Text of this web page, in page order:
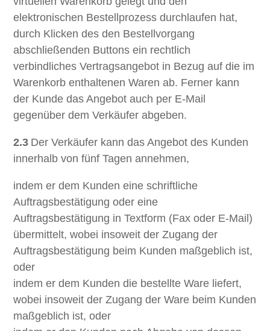
elektronischen Bestellprozess durchlaufen hat,
durch Klicken des den Bestellvorgang
abschließenden Buttons ein rechtlich
verbindliches Vertragsangebot in Bezug auf die im
Warenkorb enthaltenen Waren ab. Ferner kann
der Kunde das Angebot auch per E-Mail
gegenüber dem Verkäufer abgeben.
2.3 Der Verkäufer kann das Angebot des Kunden
innerhalb von fünf Tagen annehmen,
indem er dem Kunden eine schriftliche
Auftragsbestätigung oder eine
Auftragsbestätigung in Textform (Fax oder E-Mail)
übermittelt, wobei insoweit der Zugang der
Auftragsbestätigung beim Kunden maßgeblich ist,
oder
indem er dem Kunden die bestellte Ware liefert,
wobei insoweit der Zugang der Ware beim Kunden
maßgeblich ist, oder